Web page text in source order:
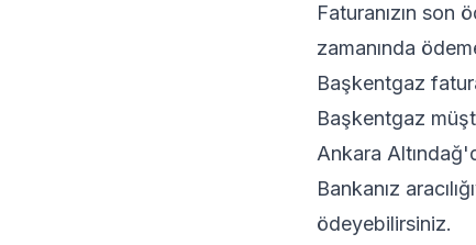
Faturanızın son
zamanında
Başkentgaz
Başkentgaz
Ankara
Bankanız
ödeyebilirsiniz.